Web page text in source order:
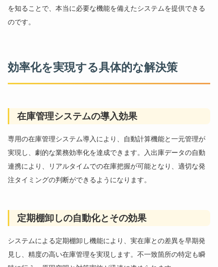
を知ることで、本当に必要な機能を備えたシステムを提供できる
のです。
効率化を実現する具体的な解決策
在庫管理システムの導入効果
専用の在庫管理システム導入により、自動計算機能と一元管理が
実現し、劇的な業務効率化を達成できます。入出庫データの自動
連携により、リアルタイムでの在庫把握が可能となり、適切な発
注タイミングの判断ができるようになります。
定期棚卸しの自動化とその効果
システムによる定期棚卸し機能により、実在庫との差異を早期発
見し、精度の高い在庫管理を実現します。不一致箇所の特定も瞬